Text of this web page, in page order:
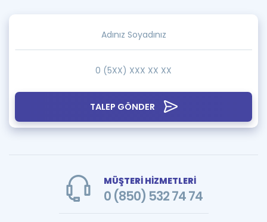
TALEP GÖNDER
MÜŞTERİ HİZMETLERİ
0 (850) 532 74 74